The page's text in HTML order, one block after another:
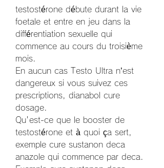
testostérone débute durant la vie
foetale et entre en jeu dans la
différentiation sexuelle qui
commence au cours du troisième
mois.
En aucun cas Testo Ultra n’est
dangereux si vous suivez ces
prescriptions, dianabol cure
dosage.
Qu'est-ce que le booster de
testostérone et à quoi ça sert,
exemple cure sustanon deca
anazole qui commence par deca.